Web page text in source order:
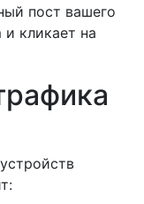
пост вашего
и кликает на